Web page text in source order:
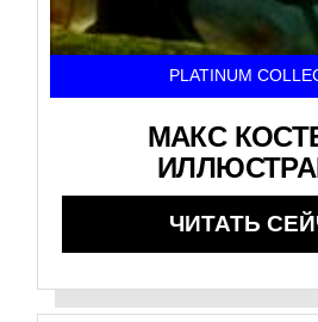
PLATINUM
МАКС
ЧИТАТЬ